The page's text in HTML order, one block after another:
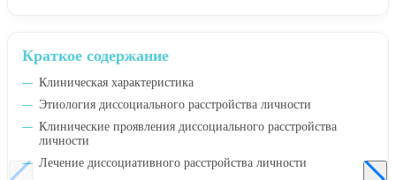
Краткое содержание
Клиническая характеристика
Этиология диссоциального расстройства личности
Клинические проявления диссоциального расстройства
личности
Лечение диссоциативного расстройства личности